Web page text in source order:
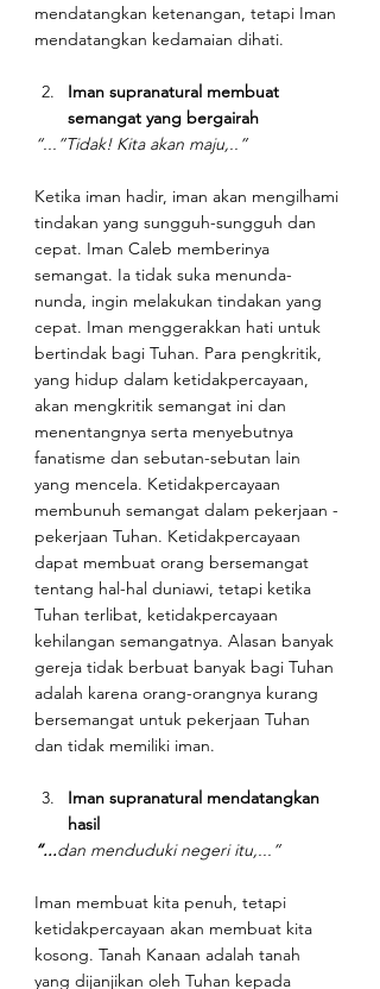
mendatangkan ketenangan, tetapi Iman
mendatangkan kedamaian dihati.
Iman supranatural membuat
semangat yang bergairah
“...”Tidak! Kita akan maju,..”
Ketika iman hadir, iman akan mengilhami
tindakan yang sungguh-sungguh dan
cepat. Iman Caleb memberinya
semangat. Ia tidak suka menunda-
nunda, ingin melakukan tindakan yang
cepat. Iman menggerakkan hati untuk
bertindak bagi Tuhan. Para pengkritik,
yang hidup dalam ketidakpercayaan,
akan mengkritik semangat ini dan
menentangnya serta menyebutnya
fanatisme dan sebutan-sebutan lain
yang mencela. Ketidakpercayaan
membunuh semangat dalam pekerjaan -
pekerjaan Tuhan. Ketidakpercayaan
dapat membuat orang bersemangat
tentang hal-hal duniawi, tetapi ketika
Tuhan terlibat, ketidakpercayaan
kehilangan semangatnya. Alasan banyak
gereja tidak berbuat banyak bagi Tuhan
adalah karena orang-orangnya kurang
bersemangat untuk pekerjaan Tuhan
dan tidak memiliki iman.
Iman supranatural mendatangkan
hasil
“...dan menduduki negeri itu,...”
Iman membuat kita penuh, tetapi
ketidakpercayaan akan membuat kita
kosong. Tanah Kanaan adalah tanah
yang dijanjikan oleh Tuhan kepada